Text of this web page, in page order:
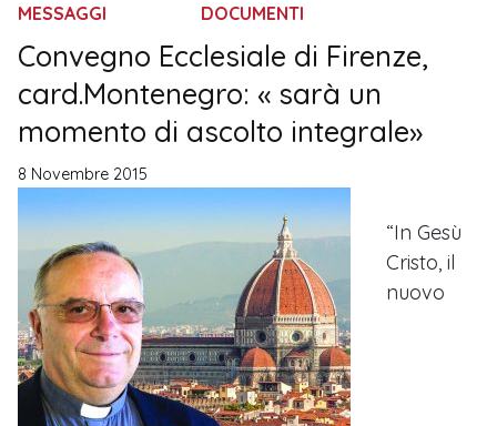
MESSAGGI
DOCUMENTI
Convegno Ecclesiale di Firenze,
card.Montenegro: « sarà un
momento di ascolto integrale»
8 Novembre 2015
“In Gesù
Cristo, il
nuovo